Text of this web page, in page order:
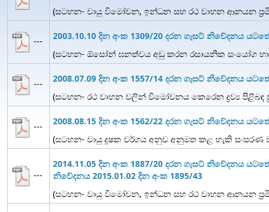
(සටහන- වායු විමෝචන, ඉන්ධන සහ රථ වාහන ආනයන
---
2003.10.10 දින අංක 1309/20 දරන ගැසට් නිවේදනය
(සටහන- ඕසෝන් ඝනත්වය අඩු කරන රසායනික සංයෝග
---
2008.07.09 දින අංක 1557/14 දරන ගැසට් නිවේදනය
(සටහන- රථ වාහන වලින් විමෝචනය කෙරෙන ද්‍රව්‍ය පිළිබඳ
---
2008.08.15 දින අංක 1562/22 දරන ගැසට් නිවේදනය
(සටහන- වායු දූෂක වර්ගය අනුව අනුමත කළ හැකි සංසරණ
---
2014.11.05 දින අංක 1887/20 දරන ගැසට් නිවේදනය
නිවේදනය 2015.01.02 දින අංක 1895/43
(සටහන- වායු විමෝචන, ඉන්ධන සහ රථ වාහන ආනයන